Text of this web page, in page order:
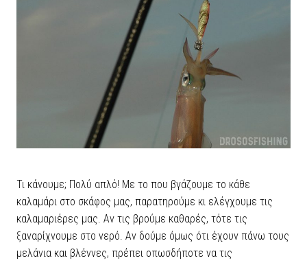
Τι κάνουμε; Πολύ απλό! Με το που βγάζουμε το κάθε
καλαμάρι στο σκάφος μας, παρατηρούμε κι ελέγχουμε τις
καλαμαριέρες μας. Αν τις βρούμε καθαρές, τότε τις
ξαναρίχνουμε στο νερό. Αν δούμε όμως ότι έχουν πάνω τους
μελάνια και βλέννες, πρέπει οπωσδήποτε να τις